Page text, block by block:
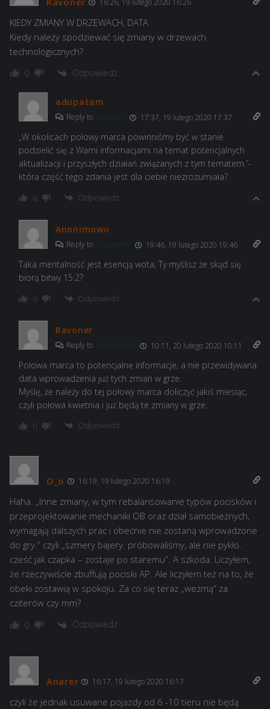
KIEDY ZMIANY W DRZEWACH, DATA
Kiedy należy spodziewać się zmiany w drzewach
technologicznych?
0 Odpowiedz
adupatam
Reply to Ravoner 17:37, 19 lutego 2020 17:37
„W okolicach połowy marca powinniśmy być w stanie
podzielić się z Wami informacjami na temat potencjalnych
aktualizacji i przyszłych działań związanych z tym tematem.”-
która część tego zdania jest dla ciebie niezrozumiała?
0 Odpowiedz
Anonimowo
Reply to adupatam 19:46, 19 lutego 2020 19:46
Taka mentalność jest esencją wota, Ty myślisz że skąd się
biorą bitwy 15:2?
0 Odpowiedz
Ravoner
Reply to Anonimowo 10:11, 20 lutego 2020 10:11
Połowa marca to potencjalne informacje, a nie przewidywana
data wprowadzenia już tych zmian w grze.
Myślę, że należy do tej połowy marca doliczyć jakiś miesiąc,
czyli połowa kwietnia i już będą te zmiany w grze.
0 Odpowiedz
O_o 16:19, 19 lutego 2020 16:19
Haha. „Inne zmiany, w tym rebalansowanie typów pocisków i
przeprojektowanie mechaniki OB oraz dział samobieżnych,
wymagają dalszych prac i obecnie nie zostaną wprowadzone
do gry.” czyli „szmery bajery. próbowaliśmy, ale nie pykło.
cześć jak czapka – zostaje po staremu”. A szkoda. Liczyłem,
że rzeczywiście zbuffują pociski AP. Ale liczyłem też na to, że
obeki zostawią w spokoju. Za co się teraz „wezmą” za
cziterów czy mm?
0 Odpowiedz
Anarer 16:17, 19 lutego 2020 16:17
czyli że jednak usuwane pojazdy od 6 -10 tieru nie będą